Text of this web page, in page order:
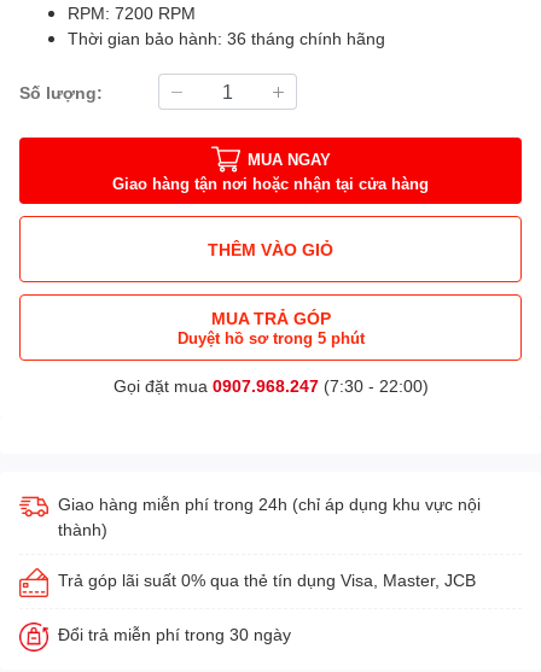
RPM: 7200 RPM
Thời gian bảo hành: 36 tháng chính hãng
Số lượng:
MUA NGAY
Giao hàng tận nơi hoặc nhận tại cửa hàng
THÊM VÀO GIỎ
MUA TRẢ GÓP
Duyệt hồ sơ trong 5 phút
Gọi đặt mua 0907.968.247(7:30 - 22:00)
Giao hàng miễn phí trong 24h (chỉ áp dụng khu vực nội
thành)
Trả góp lãi suất 0% qua thẻ tín dụng Visa, Master, JCB
Đổi trả miễn phí trong 30 ngày